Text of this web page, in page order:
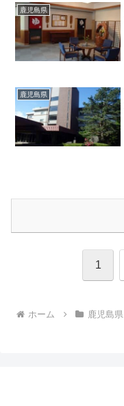
鹿児島県
鹿児島県
1
ホーム 鹿児島県